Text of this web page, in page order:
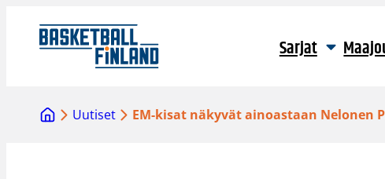
sisältöön
Sarjat
Uutiset EM-kisat näkyvät ainoastaan Nelonen